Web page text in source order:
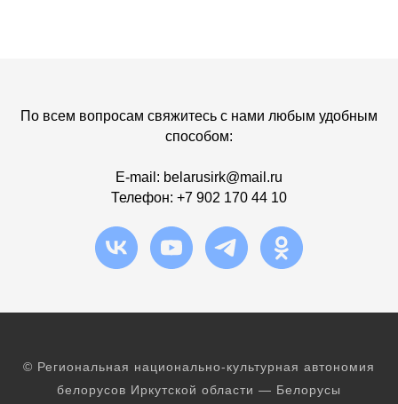
По всем вопросам свяжитесь с нами любым удобным
способом:
E-mail: belarusirk@mail.ru
Телефон: +7 902 170 44 10
© Региональная национально-культурная автономия
белорусов Иркутской области — Белорусы